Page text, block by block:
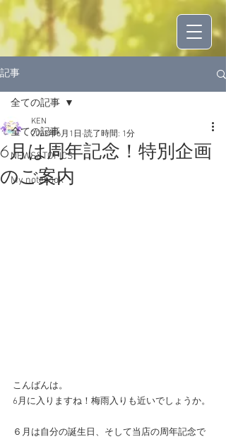
記事
全ての記事
NEWS&TOPICS
My notebook
全ての記事
6月は周年記念！特別企画
のご案内
KEN
2023年6月1日 読了時間: 1分
こんばんは。
6月に入りますね！梅雨入りも近いでしょうか。
６月は自分の誕生日、そして当店の周年記念で